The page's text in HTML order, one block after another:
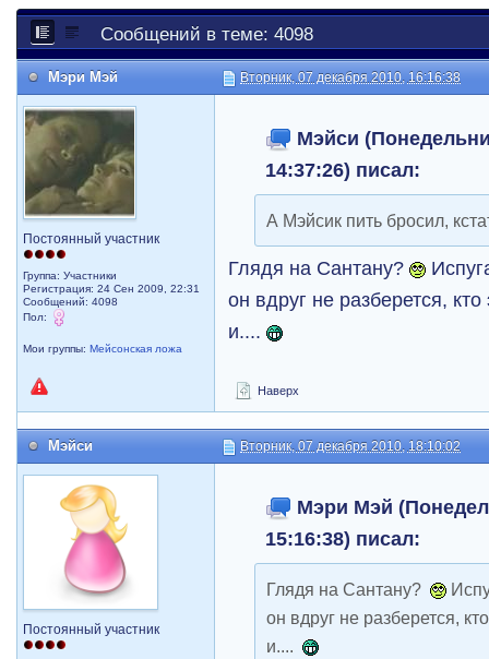
Сообщений в теме: 4098
Мэри Мэй Вторник, 07 декабря 2010, 16:16:38
Постоянный участник
Группа: Участники
Регистрация: 24 Сен 2009, 22:31
Сообщений: 4098
Пол:
Мои группы:Мейсонская ложа
Мэйси
14:37:26) писал:
А Mэйсик пить бросил,
Глядя на Сантану?
он вдруг не разберется,
и....
Наверх
Мэйси Вторник, 07 декабря 2010, 18:10:02
Постоянный участник
Мэри Мэй
15:16:38) писал:
Глядя на Сантану?
он вдруг не разберется,
и....